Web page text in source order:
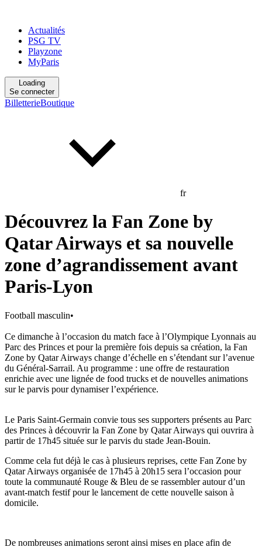
Actualités
PSG TV
Playzone
MyParis
Loading
Se connecter
BilletterieBoutique
fr
Découvrez la Fan Zone by
Qatar Airways et sa nouvelle
zone d’agrandissement avant
Paris-Lyon
Football masculin•
Ce dimanche à l’occasion du match face à l’Olympique Lyonnais au
Parc des Princes et pour la première fois depuis sa création, la Fan
Zone by Qatar Airways change d’échelle en s’étendant sur l’avenue
du Général-Sarrail. Au programme : une offre de restauration
enrichie avec une lignée de food trucks et de nouvelles animations
sur le parvis pour dynamiser l’expérience.
Le Paris Saint-Germain convie tous ses supporters présents au Parc
des Princes à découvrir la Fan Zone by Qatar Airways qui ouvrira à
partir de 17h45 située sur le parvis du stade Jean-Bouin.
Comme cela fut déjà le cas à plusieurs reprises, cette Fan Zone by
Qatar Airways organisée de 17h45 à 20h15 sera l’occasion pour
toute la communauté Rouge & Bleu de se rassembler autour d’un
avant-match festif pour le lancement de cette nouvelle saison à
domicile.
De nombreuses animations seront ainsi mises en place afin de